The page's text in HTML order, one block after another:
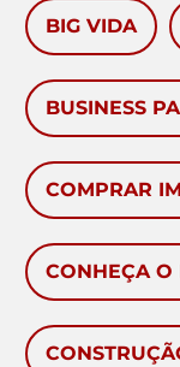
BIG VIDA
BUSINESS
COMPRAR
CONHEÇA O